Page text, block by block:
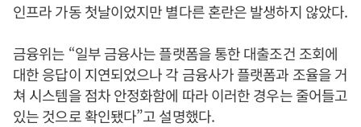
인프라 가동 첫날이었지만 별다른 혼란은 발생하지 않았다.
금융위는 “일부 금융사는 플랫폼을 통한 대출조건 조회에
대한 응답이 지연되었으나 각 금융사가 플랫폼과 조율을 거
쳐 시스템을 점차 안정화함에 따라 이러한 경우는 줄어들고
있는 것으로 확인됐다”고 설명했다.